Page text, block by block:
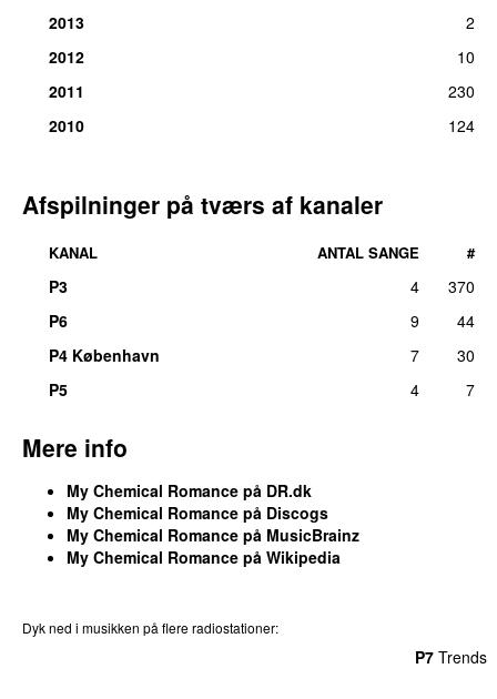
2013
2
2012
10
2011
230
2010
124
Afspilninger på tværs af kanaler
KANAL ANTAL SANGE #
P3 4
370
P6
9
44
P4 København
7
30
P5
4 7
Mere info
My Chemical Romance på DR.dk
My Chemical Romance på Discogs
My Chemical Romance på MusicBrainz
My Chemical Romance på Wikipedia
Dyk ned i musikken på flere radiostationer:
P7 Trends